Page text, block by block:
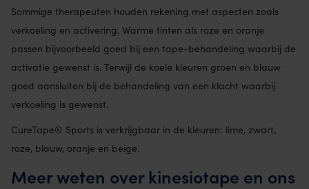
Sommige therapeuten houden rekening met aspecten zoals
verkoeling en activering. Warme tinten als roze en oranje
passen bijvoorbeeld goed bij een tape-behandeling waarbij de
activatie gewenst is. Terwijl de koele kleuren groen en blauw
goed aansluiten bij de behandeling van een klacht waarbij
verkoeling is gewenst.
CureTape® Sports is verkrijgbaar in de kleuren: lime, zwart,
roze, blauw, oranje en beige.
Meer weten over kinesiotape en ons